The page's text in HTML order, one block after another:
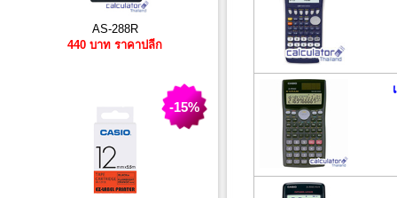
AS-288R
440 บาท ราคาปลีก
-15%